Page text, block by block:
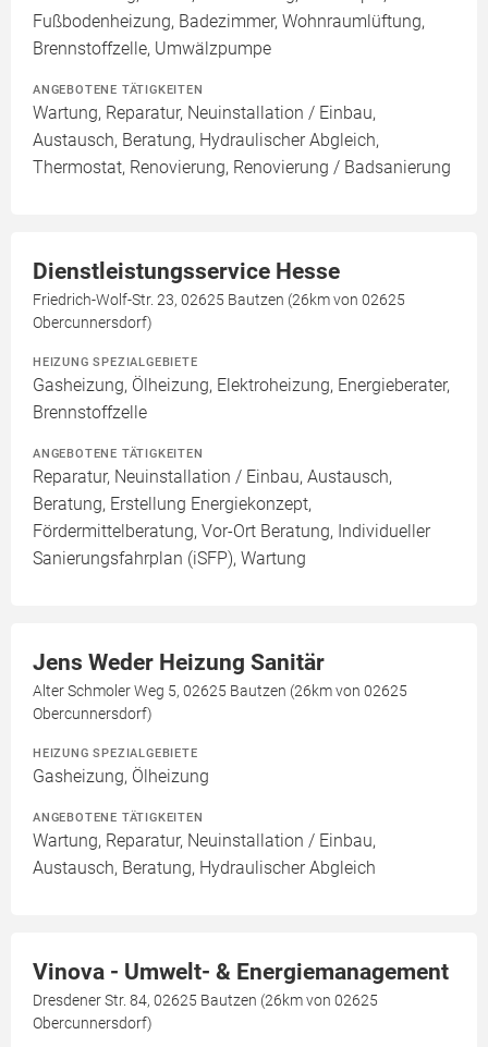
Fußbodenheizung, Badezimmer, Wohnraumlüftung,
Brennstoffzelle, Umwälzpumpe
ANGEBOTENE TÄTIGKEITEN
Wartung, Reparatur, Neuinstallation / Einbau,
Austausch, Beratung, Hydraulischer Abgleich,
Thermostat, Renovierung, Renovierung / Badsanierung
Dienstleistungsservice Hesse
Friedrich-Wolf-Str. 23, 02625 Bautzen (26km von 02625
Obercunnersdorf)
HEIZUNG SPEZIALGEBIETE
Gasheizung, Ölheizung, Elektroheizung, Energieberater,
Brennstoffzelle
ANGEBOTENE TÄTIGKEITEN
Reparatur, Neuinstallation / Einbau, Austausch,
Beratung, Erstellung Energiekonzept,
Fördermittelberatung, Vor-Ort Beratung, Individueller
Sanierungsfahrplan (iSFP), Wartung
Jens Weder Heizung Sanitär
Alter Schmoler Weg 5, 02625 Bautzen (26km von 02625
Obercunnersdorf)
HEIZUNG SPEZIALGEBIETE
Gasheizung, Ölheizung
ANGEBOTENE TÄTIGKEITEN
Wartung, Reparatur, Neuinstallation / Einbau,
Austausch, Beratung, Hydraulischer Abgleich
Vinova - Umwelt- & Energiemanagement
Dresdener Str. 84, 02625 Bautzen (26km von 02625
Obercunnersdorf)